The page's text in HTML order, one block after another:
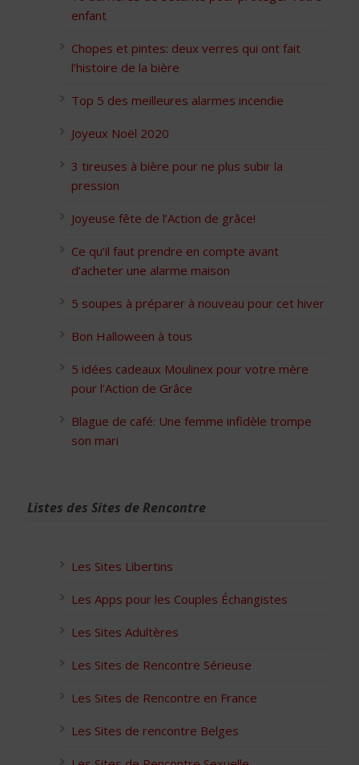
enfant
Chopes et pintes: deux verres qui ont fait
l’histoire de la bière
Top 5 des meilleures alarmes incendie
Joyeux Noël 2020
3 tireuses à bière pour ne plus subir la
pression
Joyeuse fête de l’Action de grâce!
Ce qu’il faut prendre en compte avant
d’acheter une alarme maison
5 soupes à préparer à nouveau pour cet hiver
Bon Halloween à tous
5 idées cadeaux Moulinex pour votre mère
pour l’Action de Grâce
Blague de café: Une femme infidèle trompe
son mari
Listes des Sites de Rencontre
Les Sites Libertins
Les Apps pour les Couples Échangistes
Les Sites Adultères
Les Sites de Rencontre Sérieuse
Les Sites de Rencontre en France
Les Sites de rencontre Belges